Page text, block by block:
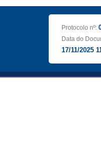
Protocolo nº:
Data do
17/11/2025